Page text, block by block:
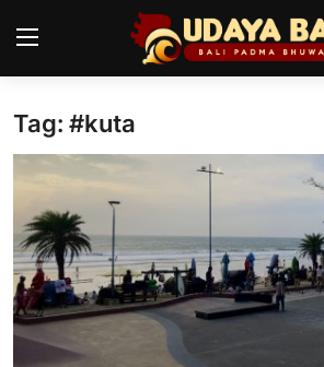
Home
Desa Adat
Tradisi
Kearifan lokal
Tag: #kuta